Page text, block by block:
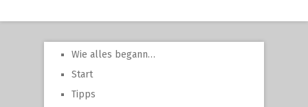
Wie alles begann…
Start
Tipps